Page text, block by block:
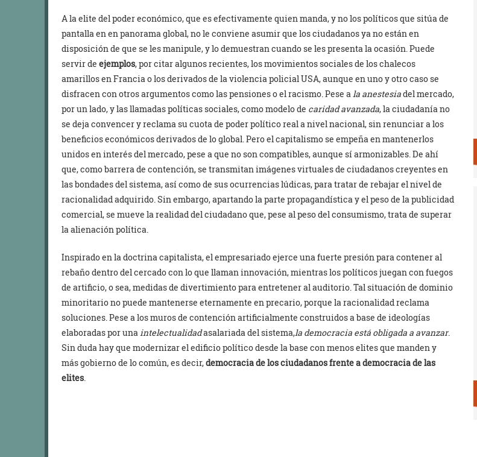
A la elite del poder económico, que es efectivamente quien manda, y no los políticos que sitúa de
pantalla en en panorama global, no le conviene asumir que los ciudadanos ya no están en
disposición de que se les manipule, y lo demuestran cuando se les presenta la ocasión. Puede
servir de ejemplos, por citar algunos recientes, los movimientos sociales de los chalecos
amarillos en Francia o los derivados de la violencia policial USA, aunque en uno y otro caso se
disfracen con otros argumentos como las pensiones o el racismo. Pese ala anestesiadel mercado,
por un lado, y las llamadas políticas sociales, como modelo de caridad avanzada, la ciudadanía no
se deja convencer y reclama su cuota de poder político real a nivel nacional, sin renunciar a los
beneficios económicos derivados de lo global. Pero el capitalismo se empeña en mantenerlos
unidos en interés del mercado, pese a que no son compatibles, aunque sí armonizables. De ahí
que, como barrera de contención, se transmitan imágenes virtuales de ciudadanos creyentes en
las bondades del sistema, así como de sus ocurrencias lúdicas, para tratar de rebajar el nivel de
racionalidad adquirido. Sin embargo, apartando la parte propagandística y el peso de la publicidad
comercial, se mueve la realidad del ciudadano que, pese al peso del consumismo, trata de superar
la alienación política.
Inspirado en la doctrina capitalista, el empresariado ejerce una fuerte presión para contener al
rebaño dentro del cercado con lo que llaman innovación, mientras los políticos juegan con fuegos
de artificio, o sea, medidas de divertimiento para entretener al auditorio. Tal situación de dominio
minoritario no puede mantenerse eternamente en precario, porque la racionalidad reclama
soluciones. Pese a los muros de contención artificialmente construidos a base de ideologías
elaboradas por unaintelectualidadasalariada del sistema,la democracia está obligada a avanzar.
Sin duda hay que modernizar el edificio político desde la base con menos elites que manden y
más gobierno de lo común, es decir,democracia de los ciudadanos frente a democracia de las
elites.